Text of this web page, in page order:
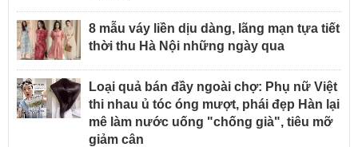
8 mẫu váy liền dịu dàng, lãng mạn tựa tiết
thời thu Hà Nội những ngày qua
Loại quả bán đầy ngoài chợ: Phụ nữ Việt
thi nhau ủ tóc óng mượt, phái đẹp Hàn lại
mê làm nước uống "chống già", tiêu mỡ
giảm cân